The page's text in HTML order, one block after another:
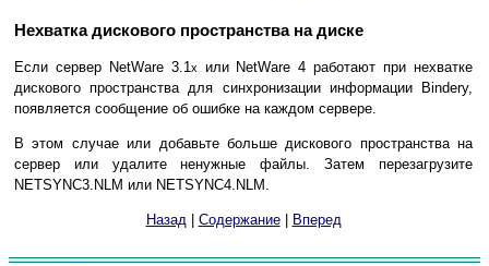
Нехватка дискового пространства на диске
Если сервер NetWare 3.1xили NetWare 4 работают при нехватке
дискового пространства для синхронизации информации Bindery,
появляется сообщение об ошибке на каждом сервере.
В этом случае или добавьте больше дискового пространства на
сервер или удалите ненужные файлы. Затем перезагрузите
NETSYNC3.NLM или NETSYNC4.NLM.
Назад| Содержание| Вперед